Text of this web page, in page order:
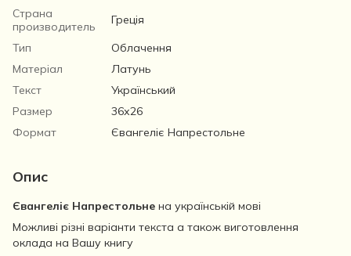
Страна
производитель
Греція
Тип
Облачення
Матеріал
Латунь
Текст
Український
Размер
36х26
Формат
Євангеліє Напрестольне
Опис
Євангеліє Напрестольне на українській мові
Можливі різні варіанти текста а також виготовлення
оклада на Вашу книгу